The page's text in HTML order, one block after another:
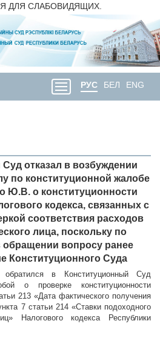
ДЛЯ СЛАБОВИДЯЩИХ.
РУС БЕЛ ENG
отказал в возбуждении
по конституционной жалобе
Ю.В. о конституционности
кодекса, связанных с
соответствия расходов
лица, поскольку по
обращении вопросу ранее
Конституционного Суда
в Конституционный Суд
о проверке конституционности
213 «Дата фактического получения
7 статьи 214 «Ставки подоходного
Налогового кодекса Республики